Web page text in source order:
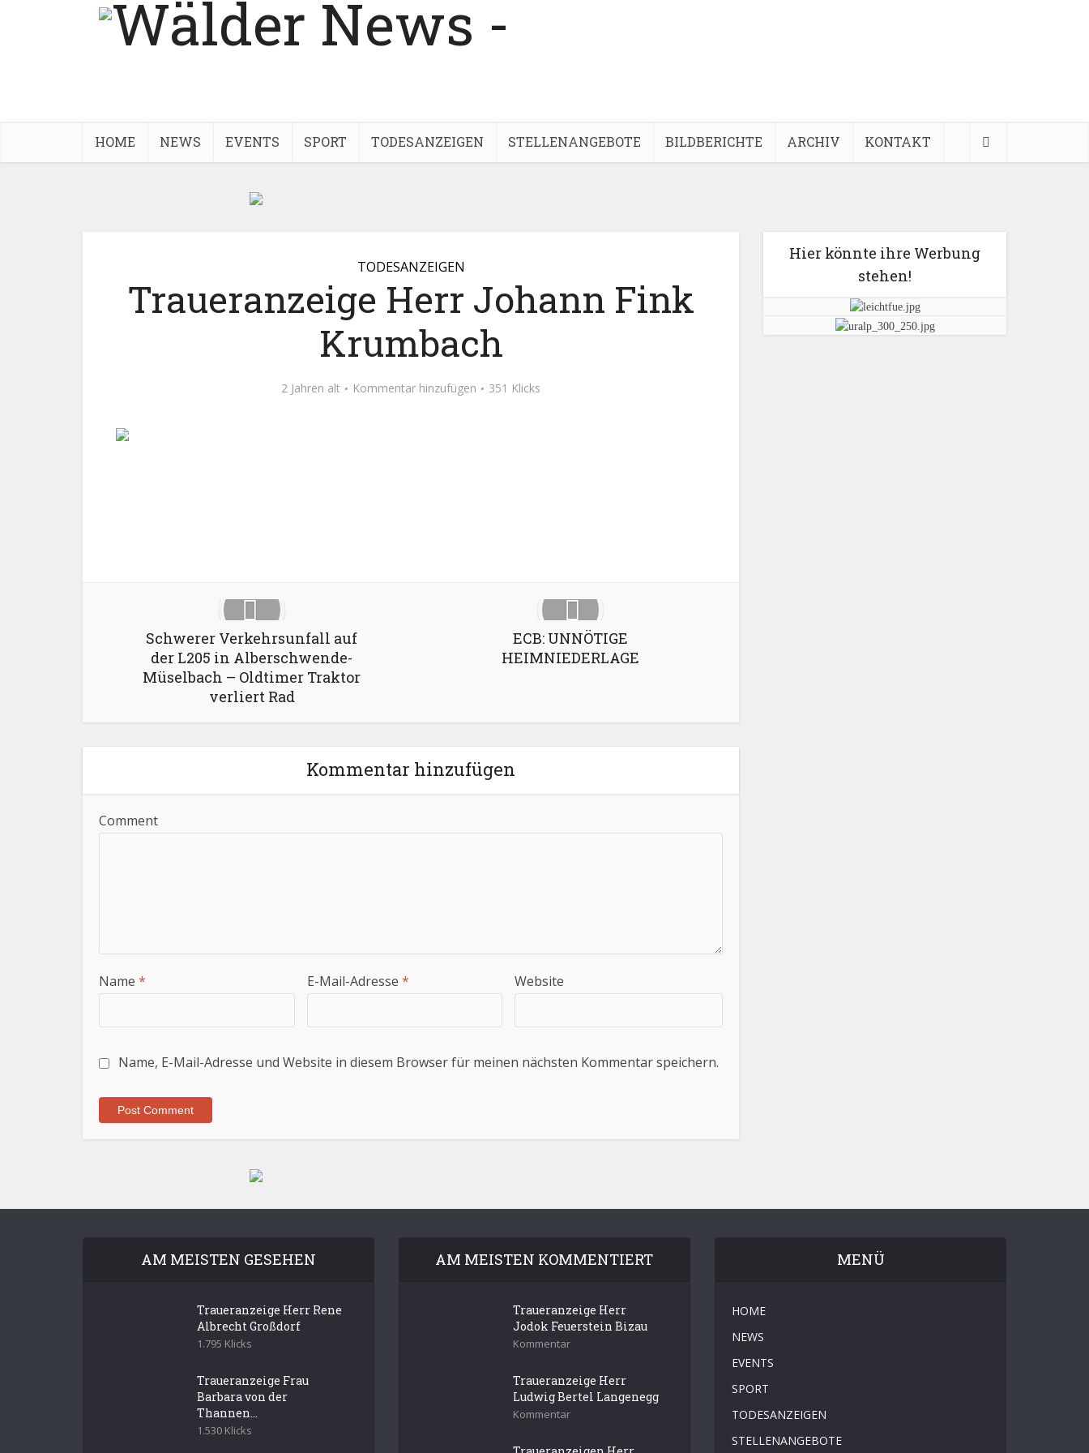
HOME NEWS EVENTS SPORT TODESANZEIGEN STELLENANGEBOTE BILDBERICHTE ARCHIV KONTAKT
TODESANZEIGEN
Traueranzeige Herr Johann Fink
Krumbach
2 Jahren alt Kommentar hinzufügen 351 Klicks
Schwerer Verkehrsunfall auf
der L205 in Alberschwende-
Müselbach – Oldtimer Traktor
verliert Rad
ECB: UNNÖTIGE
HEIMNIEDERLAGE
Kommentar hinzufügen
Comment
Name * E-Mail-Adresse * Website
Name, E-Mail-Adresse und Website in diesem Browser für meinen nächsten Kommentar speichern.
Hier könnte ihre Werbung
stehen!
AM MEISTEN GESEHEN
Traueranzeige Herr Rene
Albrecht Großdorf
1.795 Klicks
Traueranzeige Frau
Barbara von der
Thannen...
1.530 Klicks
AM MEISTEN KOMMENTIERT
Traueranzeige Herr
Jodok Feuerstein Bizau
Kommentar
Traueranzeige Herr
Ludwig Bertel Langenegg
Kommentar
MENÜ
HOME
NEWS
EVENTS
SPORT
TODESANZEIGEN
STELLENANGEBOTE